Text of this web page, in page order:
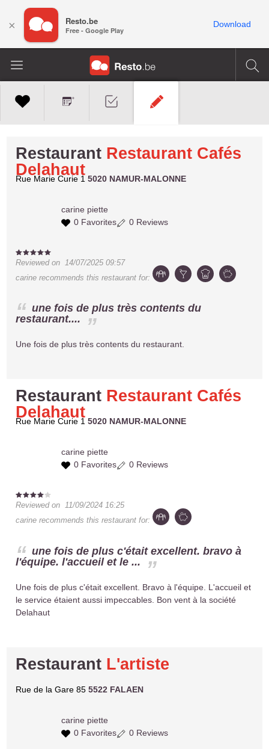
Restaurant Restaurant Cafés
Delahaut
Rue Marie Curie 15020 NAMUR-MALONNE
carine piette
0 Favorites
0 Reviews
Reviewed on14/07/2025 09:57
carine recommends this restaurant for:
une fois de plus très contents du
restaurant....
Une fois de plus très contents du restaurant.
Restaurant Restaurant Cafés
Delahaut
Rue Marie Curie 15020 NAMUR-MALONNE
carine piette
0 Favorites
0 Reviews
Reviewed on11/09/2024 16:25
carine recommends this restaurant for:
une fois de plus c'était excellent. bravo à
l'équipe. l'accueil et le ...
Une fois de plus c'était excellent. Bravo à l'équipe. L'accueil et
le service étaient aussi impeccables. Bon vent à la société
Delahaut
Restaurant L'artiste
Rue de la Gare 855522 FALAEN
carine piette
0 Favorites
0 Reviews
× Resto.be
Free - Google Play
Download